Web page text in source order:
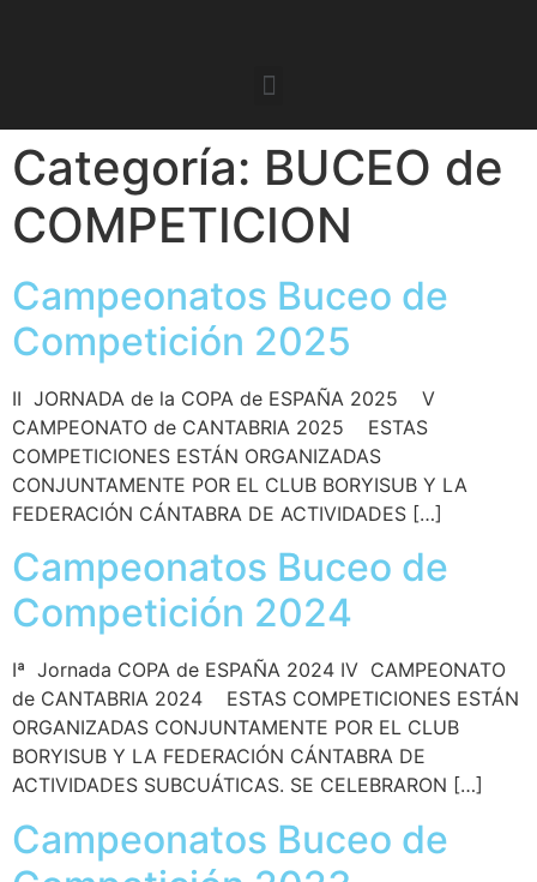
Categoría: BUCEO de
COMPETICION
Campeonatos Buceo de
Competición 2025
II JORNADA de la COPA de ESPAÑA 2025 V
CAMPEONATO de CANTABRIA 2025 ESTAS
COMPETICIONES ESTÁN ORGANIZADAS
CONJUNTAMENTE POR EL CLUB BORYISUB Y LA
FEDERACIÓN CÁNTABRA DE ACTIVIDADES […]
Campeonatos Buceo de
Competición 2024
Iª Jornada COPA de ESPAÑA 2024 IV CAMPEONATO
de CANTABRIA 2024 ESTAS COMPETICIONES ESTÁN
ORGANIZADAS CONJUNTAMENTE POR EL CLUB
BORYISUB Y LA FEDERACIÓN CÁNTABRA DE
ACTIVIDADES SUBCUÁTICAS. SE CELEBRARON […]
Campeonatos Buceo de